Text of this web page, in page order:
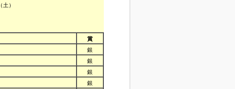
）
賞
銀
銀
銀
銀